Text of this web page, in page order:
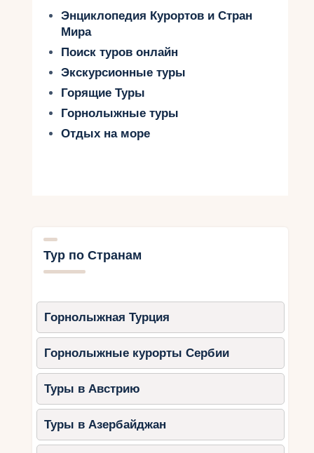
Энциклопедия Курортов и Стран
Мира
Поиск туров онлайн
Экскурсионные туры
Горящие Туры
Горнолыжные туры
Отдых на море
Тур по Странам
Горнолыжная Турция
Горнолыжные курорты Сербии
Туры в Австрию
Туры в Азербайджан